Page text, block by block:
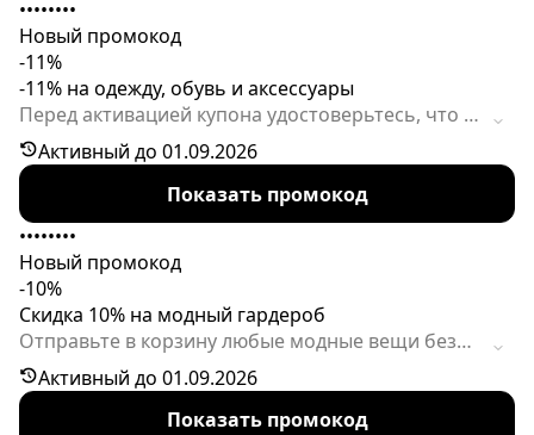
••••••••
Новый промокод
-11%
-11% на одежду, обувь и аксессуары
Перед активацией купона удостоверьтесь, что в
корзине нет вещей со сниженной ценой. Срок
действия спецпредложения ограничен, будьте
Активный до 01.09.2026
Показать промокод
••••••••
Новый промокод
-10%
Скидка 10% на модный гардероб
Отправьте в корзину любые модные вещи без
скидок, и выгода - ваша! Купоны могут
завершить свое действие досрочно.
Активный до 01.09.2026
Показать промокод